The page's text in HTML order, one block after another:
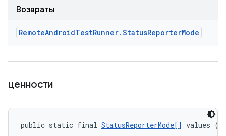
Возвраты
RemoteAndroidTestRunner.StatusReporterMode
ценности
public static final StatusReporterMode[] values ()